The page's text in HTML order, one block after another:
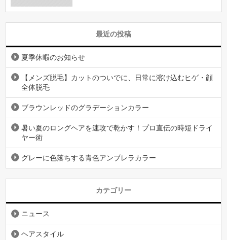
最近の投稿
夏季休暇のお知らせ
【メンズ脱毛】カットのついでに、日常に溶け込むヒゲ・顔
全体脱毛
ブラウンレッドのグラデーションカラー
暑い夏のロングヘアを速攻で乾かす！プロ直伝の時短ドライ
ヤー術
グレーに色落ちする青色アンブレラカラー
カテゴリー
ニュース
ヘアスタイル